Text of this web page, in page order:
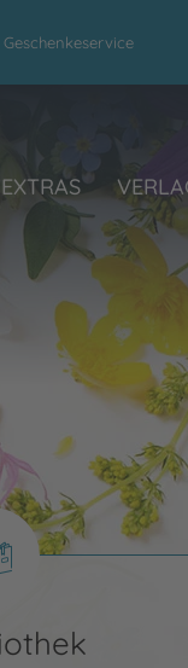
Geschenkeservice
EXTRAS